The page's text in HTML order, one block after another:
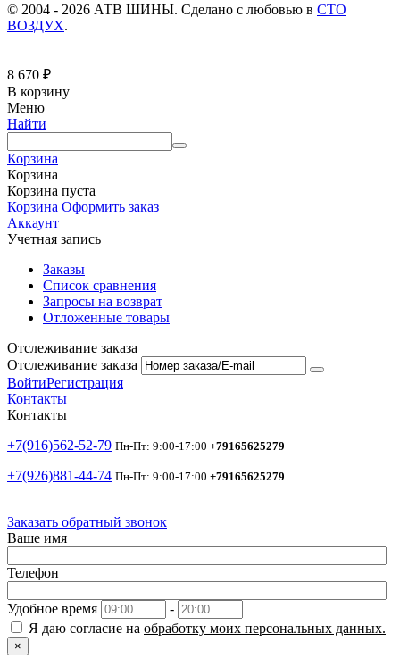
© 2004 - 2026 АТВ ШИНЫ. Сделано с любовью в СТО
ВОЗДУХ.
8 670 ₽
В корзину
Меню
Найти
Корзина
Корзина
Корзина пуста
Корзина Оформить заказ
Аккаунт
Учетная запись
Заказы
Список сравнения
Запросы на возврат
Отложенные товары
Отслеживание заказа
Отслеживание заказа
ВойтиРегистрация
Контакты
Контакты
+7(916)562-52-79 Пн-Пт: 9:00-17:00 +79165625279
+7(926)881-44-74 Пн-Пт: 9:00-17:00 +79165625279
Заказать обратный звонок
Ваше имя
Телефон
Удобное время
-
Я даю согласие на обработку моих персональных данных.
×